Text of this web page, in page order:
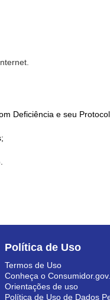
Deficiência e seu
Política de Uso
Termos de Uso
Conheça o
Orientações de uso
Política de Uso de Dados